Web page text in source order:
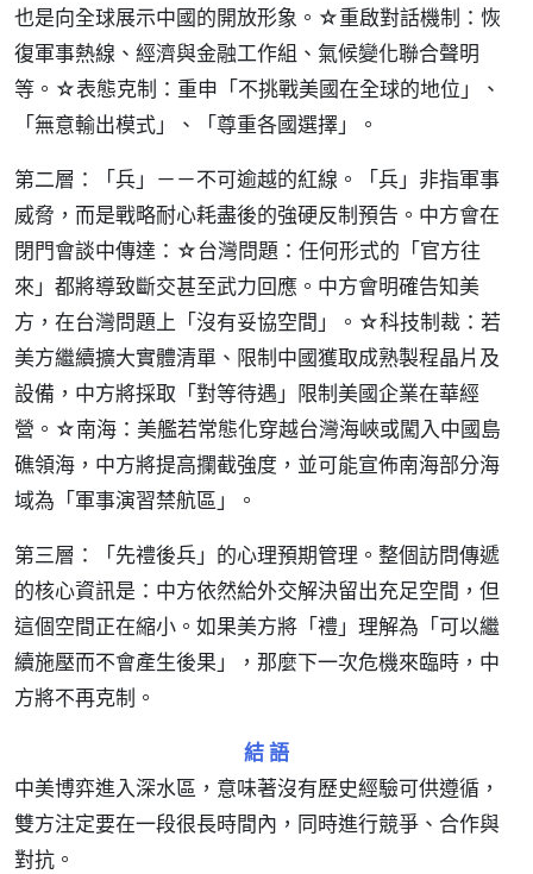
也是向全球展示中國的開放形象。☆重啟對話機制：恢
復軍事熱線、經濟與金融工作組、氣候變化聯合聲明
等。☆表態克制：重申「不挑戰美國在全球的地位」、
「無意輸出模式」、「尊重各國選擇」。
第二層：「兵」－－不可逾越的紅線。「兵」非指軍事
威脅，而是戰略耐心耗盡後的強硬反制預告。中方會在
閉門會談中傳達：☆台灣問題：任何形式的「官方往
來」都將導致斷交甚至武力回應。中方會明確告知美
方，在台灣問題上「沒有妥協空間」。☆科技制裁：若
美方繼續擴大實體清單、限制中國獲取成熟製程晶片及
設備，中方將採取「對等待遇」限制美國企業在華經
營。☆南海：美艦若常態化穿越台灣海峽或闖入中國島
礁領海，中方將提高攔截強度，並可能宣佈南海部分海
域為「軍事演習禁航區」。
第三層：「先禮後兵」的心理預期管理。整個訪問傳遞
的核心資訊是：中方依然給外交解決留出充足空間，但
這個空間正在縮小。如果美方將「禮」理解為「可以繼
續施壓而不會產生後果」，那麼下一次危機來臨時，中
方將不再克制。
結 語
中美博弈進入深水區，意味著沒有歷史經驗可供遵循，
雙方注定要在一段很長時間內，同時進行競爭、合作與
對抗。